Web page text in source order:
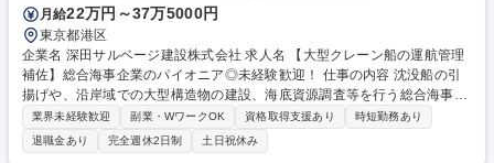
月給22万円～37万5000円
東京都港区
企業名 深田サルベージ建設株式会社 求人名 【大型クレーン船の運航管理
補佐】総合海事企業のパイオニア◎未経験歓迎！ 仕事の内容 沈没船の引
揚げや、沿岸域での大型構造物の建設、海底資源調査等を行う総合海事会
社の当社にて、洋上風力発電風車建設の為の大型クレーン船や事務所にて
下記のような各種【運航管理補佐】をお願いします。 【業務詳細】■客先
折衝■現場管理■船員管理■岸壁手配■資材手配■税関調整、他庶務全般をお
業界未経験歓迎 副業・WワークOK 資格取得支援あり
時短勤務あり
退職金あり
完全週休2日制 土日祝休み